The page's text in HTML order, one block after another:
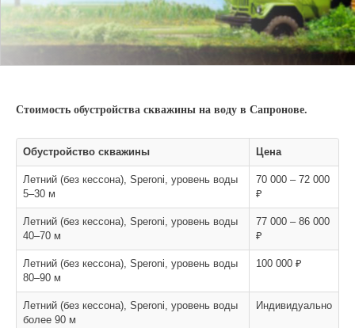
Стоимость обустройства скважины на воду в Сапронове.
Обустройство скважины Цена
Летний (без кессона), Speroni, уровень воды
5–30 м
70 000 – 72 000
₽
Летний (без кессона), Speroni, уровень воды
40–70 м
77 000 – 86 000
₽
Летний (без кессона), Speroni, уровень воды
80–90 м
100 000 ₽
Летний (без кессона), Speroni, уровень воды
более 90 м
Индивидуально